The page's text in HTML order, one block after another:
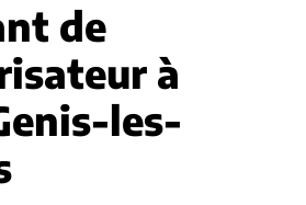
de
à
les-